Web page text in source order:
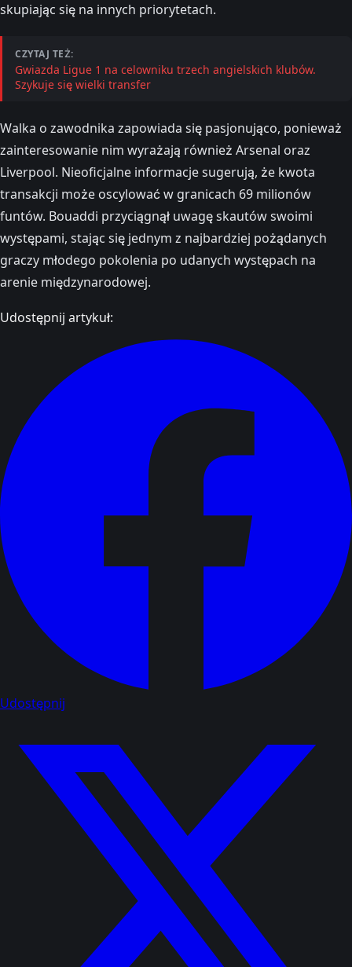
skupiając się na innych priorytetach.
CZYTAJ TEŻ:
Gwiazda Ligue 1 na celowniku trzech angielskich klubów.
Szykuje się wielki transfer
Walka o zawodnika zapowiada się pasjonująco, ponieważ
zainteresowanie nim wyrażają również Arsenal oraz
Liverpool. Nieoficjalne informacje sugerują, że kwota
transakcji może oscylować w granicach 69 milionów
funtów. Bouaddi przyciągnął uwagę skautów swoimi
występami, stając się jednym z najbardziej pożądanych
graczy młodego pokolenia po udanych występach na
arenie międzynarodowej.
Udostępnij artykuł:
Udostępnij